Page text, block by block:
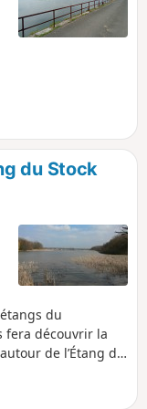
du Stock
du
fera découvrir la
de l’Étang du